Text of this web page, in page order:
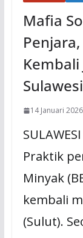
Mafia
14 Januari 2026
Praktik
Minyak
kembali
(Sulut).